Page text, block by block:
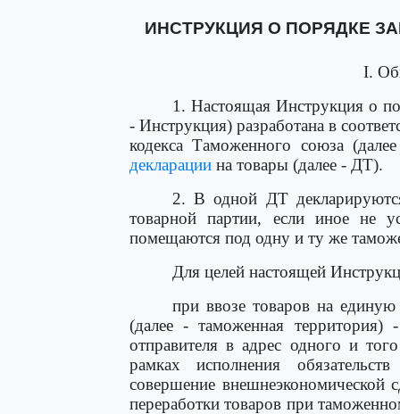
ИНСТРУКЦИЯ О ПОРЯДКЕ
I.
1. Настоящая Инструкция о
- Инструкция) разработана в
кодекса Таможенного союза
декларации на товары (далее - ДТ).
2. В одной ДТ
товарной партии, если иное не
помещаются под одну и ту же
Для целей настоящей
при ввозе товаров на
(далее - таможенная
отправителя в адрес одного и
рамках исполнения
совершение внешнеэкономической
переработки товаров при